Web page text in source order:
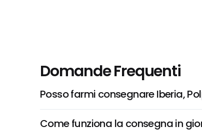
Domande Frequenti
Posso farmi consegnare Iberia,
Come funziona la consegna in